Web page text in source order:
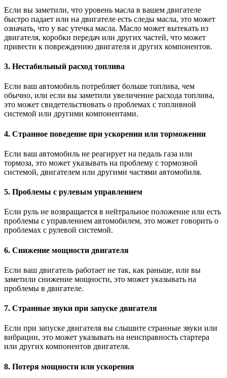
Если вы заметили, что уровень масла в вашем двигателе
быстро падает или на двигателе есть следы масла, это может
означать, что у вас утечка масла. Масло может вытекать из
двигателя, коробки передач или других частей, что может
привести к повреждению двигателя и других компонентов.
3. Нестабильный расход топлива
Если ваш автомобиль потребляет больше топлива, чем
обычно, или если вы заметили увеличение расхода топлива,
это может свидетельствовать о проблемах с топливной
системой или другими компонентами.
4. Странное поведение при ускорении или торможении
Если ваш автомобиль не реагирует на педаль газа или
тормоза, это может указывать на проблему с тормозной
системой, двигателем или другими частями автомобиля.
5. Проблемы с рулевым управлением
Если руль не возвращается в нейтральное положение или есть
проблемы с управлением автомобилем, это может говорить о
проблемах с рулевой системой.
6. Снижение мощности двигателя
Если ваш двигатель работает не так, как раньше, или вы
заметили снижение мощности, это может указывать на
проблемы в двигателе.
7. Странные звуки при запуске двигателя
Если при запуске двигателя вы слышите странные звуки или
вибрации, это может указывать на неисправность стартера
или других компонентов двигателя.
8. Потеря мощности или ускорения